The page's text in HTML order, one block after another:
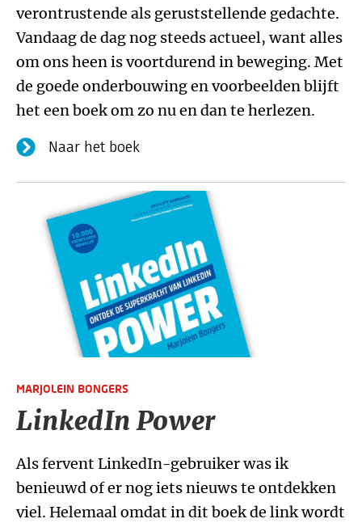
verontrustende als geruststellende gedachte.
Vandaag de dag nog steeds actueel, want alles
om ons heen is voortdurend in beweging. Met
de goede onderbouwing en voorbeelden blijft
het een boek om zo nu en dan te herlezen.
Naar het boek
MARJOLEIN BONGERS
LinkedIn Power
Als fervent LinkedIn-gebruiker was ik
benieuwd of er nog iets nieuws te ontdekken
viel. Helemaal omdat in dit boek de link wordt